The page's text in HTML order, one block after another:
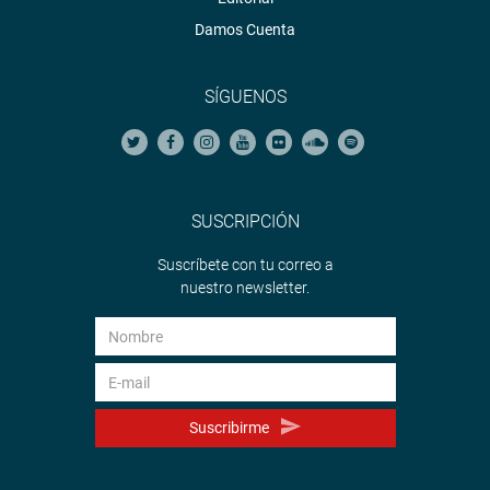
PRENSA CONGRESO 20-08-18
goo.gl/Ty5Tto
https://goo.gl/s5t7XN
https://goo.gl/iMywRR
goo.gl/hMwTg1
fotografia.congreso.gob.pe
Damos Cuenta
SÍGUENOS
SUSCRIPCIÓN
Suscríbete con tu correo a
nuestro newsletter.
Suscribirme